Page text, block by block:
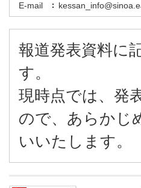
E-mail
報道発表資料に
す。
現時点では、発
ので、あらかじ
いいたします。